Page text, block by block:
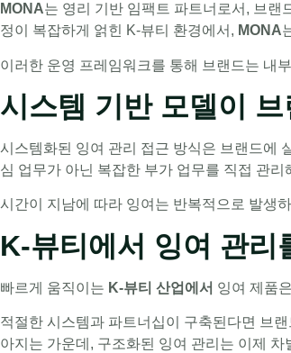
MONA는 영리 기반 임팩트 파트너로서, 브랜
정이 복잡하게 얽힌 K-뷰티 환경에서, MONA
이러한 운영 프레임워크를 통해 브랜드는 내
시스템 기반 모델이
시스템화된 잉여 관리 접근 방식은 브랜드에
심 업무가 아닌 복잡한 부가 업무를 직접 관
시간이 지남에 따라 잉여는 반복적으로 발생
K-뷰티에서 잉여 관리
빠르게 움직이는 K-뷰티 산업에서 잉여 제품
적절한 시스템과 파트너십이 구축된다면 브
아지는 가운데, 구조화된 잉여 관리는 이제